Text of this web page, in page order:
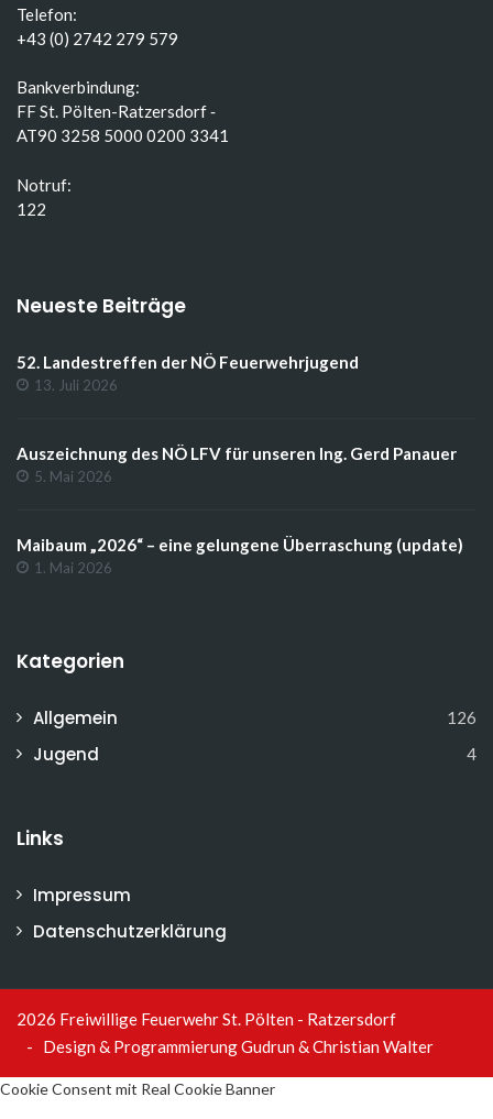
Telefon:
+43 (0) 2742 279 579
Bankverbindung:
FF St. Pölten-Ratzersdorf ‑
AT90 3258 5000 0200 3341
Notruf:
122
Neueste Beiträge
52. Landestreffen der NÖ Feuerwehrjugend
13. Juli 2026
Auszeichnung des NÖ LFV für unseren Ing. Gerd Panauer
5. Mai 2026
Maibaum „2026“ – eine gelungene Überraschung (update)
1. Mai 2026
Kategorien
Allgemein 126
Jugend 4
Links
Impressum
Datenschutzerklärung
2026 Freiwillige Feuerwehr St. Pölten - Ratzersdorf
- Design & ProgrammierungGudrun & Christian Walter
Cookie Consent mit Real Cookie Banner